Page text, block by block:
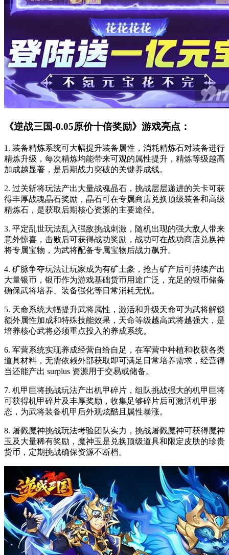
《逆战三国-0.05原价十倍奖励》游戏亮点：
1. 装备精炼系统可大幅提升装备属性，消耗精炼石对装备进行
精炼升级，每次精炼均能带来可观的属性提升，精炼等级越高
加成越显著，是后期战力突破的关键养成线。
2. 过关斩将玩法产出大量战魂晶石，挑战层层递进的关卡可获
得丰厚战魂晶石奖励，晶石可在专属商店兑换顶级装备和高级
精炼石，是获取后期核心资源的主要途径。
3. 平定乱世玩法乱入强敌挑战刺激，随机出现的强大敌人带来
意外惊喜，击败后可获得战功奖励，战功可在战功商店兑换神
将专属宝物，为武将配备专属宝物后战力飙升。
4. 矿脉争夺玩法让玩家成为有矿土豪，抢占矿产后可持续产出
大量银币，银币作为游戏基础货币用途广泛，充足的银币储备
确保武将培养、装备强化等日常消耗无忧。
5. 天命系统大幅提升武将属性，激活和升级天命可为武将解锁
额外属性加成和特殊技能效果，天命等级越高武将越强大，是
培养核心武将必须重点投入的养成系统。
6. 军营系统实现养成经营自给自足，在军营中种植和收获各类
道具材料，无需依赖外部获取即可满足日常培养需求，经营得
当还能产出 surplus 资源用于交易或储备。
7. 机甲巨将挑战玩法产出机甲碎片，组队挑战强大的机甲巨将
可获得机甲碎片及丰厚奖励，收集足够碎片后可激活机甲形
态，为武将装备机甲后外观炫酷且属性暴涨。
8. 屠戮魔神挑战玩法考验团队实力，挑战屠戮魔神可获得魔神
玉及大量稀有奖励，魔神玉是兑换顶级道具和限定皮肤的珍贵
货币，定期挑战确保资源不断档。